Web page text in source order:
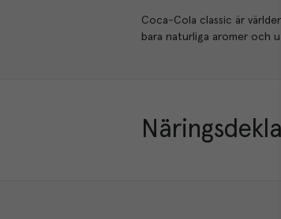
Coca-Cola classic är
bara naturliga aromer och